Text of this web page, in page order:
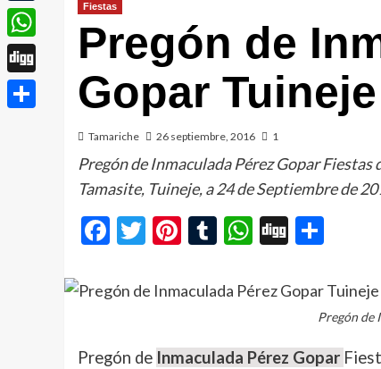
Fiestas
Pregón de
Gopar Tuineje
Tamariche 26 septiembre, 2016 1
Pregón de Inmaculada Pérez Gopar
Tamasite, Tuineje, a 24 de Septiembre de
Facebook
Twitter
Pinterest
Tumblr
WhatsApp
Digg
Pregón de
Pregón de Inmaculada Pérez Gopar
Tumblr
WhatsApp
Digg